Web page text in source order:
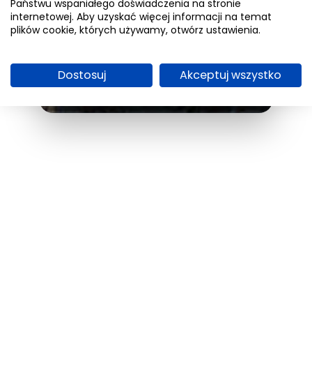
Państwu wspaniałego doświadczenia na stronie
internetowej. Aby uzyskać więcej informacji na temat
plików cookie, których używamy, otwórz ustawienia.
Dostosuj Akceptuj wszystko
BDGPRIDE
Rainbow Pride badge (oraz cała
tożsamości)